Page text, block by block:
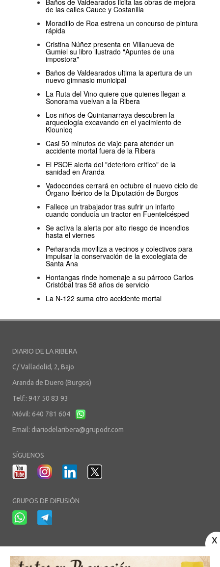
de las calles Cauce y Costanilla
Moradillo de Roa estrena un concurso de pintura
rápida
Cristina Núñez presenta en Villanueva de
Gumiel su libro ilustrado "Apuntes de una
impostora"
Baños de Valdearados ultima la apertura de un
nuevo gimnasio municipal
La Ruta del Vino quiere que quienes llegan a
Sonorama vuelvan a la Ribera
Los niños de Quintanarraya descubren la
arqueología excavando en el yacimiento de
Klounioq
Casi 50 minutos de viaje para atender un
accidente mortal fuera de la Ribera
El PSOE alerta del "deterioro crítico" de la
sanidad en Aranda
Vadocondes cerrará en octubre el nuevo ciclo de
Órgano Ibérico de la Diputación de Burgos
Fallece un trabajador tras sufrir un infarto
cuando conducía un tractor en Fuentelcésped
Se activa la alerta por alto riesgo de incendios
hasta el viernes
Peñaranda moviliza a vecinos y colectivos para
impulsar la conservación de la excolegiata de
Santa Ana
Hontangas rinde homenaje a su párroco Carlos
Cristóbal tras 58 años de servicio
La N-122 suma otro accidente mortal
DIARIO DE LA RIBERA
C/ Valladolid, 2, Bajo
Aranda de Duero (Burgos)
Telf.: 947 50 83 93
Móvil: 640 781 604
Email: diariodelaribera@grupodr.com
SÍGUENOS
GRUPOS DE DIFUSIÓN